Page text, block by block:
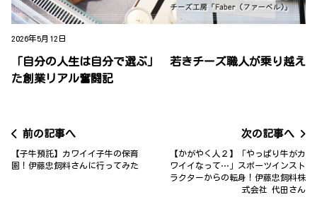
2026年5月12日
「自分の人生は自分で選ぶ」 若きチーズ職人が乗り越え
た創業リアル奮闘記
前の記事へ
【子牛預託】カワイイ子牛の保育
園！伊藤忠飼料さんに行ってみた
次の記事へ
【かがやく人２】「やっぱり牛がカ
ワイイなって…」スポーツインスト
ラクターからの転身！伊藤忠飼料株
式会社 代田さん